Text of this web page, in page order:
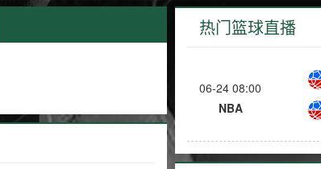
热门篮球直播
06-24 08:00
NBA